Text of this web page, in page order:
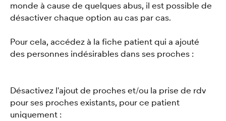
monde à cause de quelques abus, il est possible de
désactiver chaque option au cas par cas.
Pour cela, accédez à la fiche patient qui a ajouté
des personnes indésirables dans ses proches :
Désactivez l'ajout de proches et/ou la prise de rdv
pour ses proches existants, pour ce patient
uniquement :